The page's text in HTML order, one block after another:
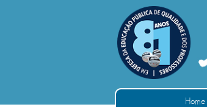
Home